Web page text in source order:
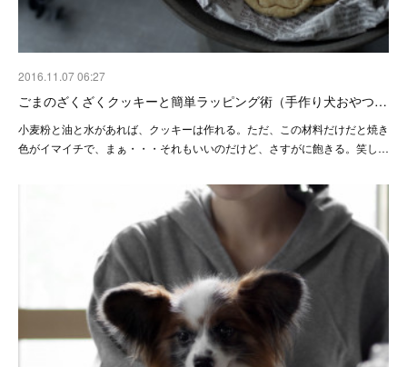
2016.11.07 06:27
ごまのざくざくクッキーと簡単ラッピング術（手作り犬おやつ…
小麦粉と油と水があれば、クッキーは作れる。ただ、この材料だけだと焼き
色がイマイチで、まぁ・・・それもいいのだけど、さすがに飽きる。笑し…